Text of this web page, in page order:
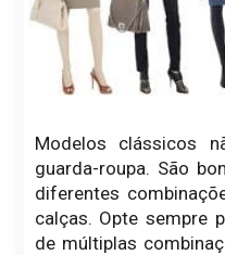
Modelos clássicos
guarda-roupa. São
diferentes
calças. Opte sempre
de múltiplas